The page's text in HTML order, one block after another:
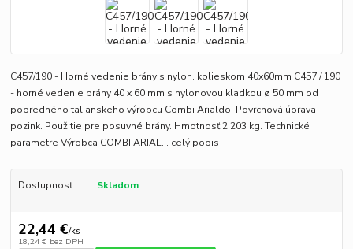
C457/190 - Horné vedenie brány s nylon. kolieskom 40x60mm C457 / 190
- horné vedenie brány 40 x 60 mm s nylonovou kladkou ø 50 mm od
popredného talianskeho výrobcu Combi Arialdo. Povrchová úprava -
pozink. Použitie pre posuvné brány. Hmotnosť 2.203 kg. Technické
parametre Výrobca COMBI ARIAL... celý popis
Dostupnosť Skladom
22,44 €/ks
18,24 € bez DPH